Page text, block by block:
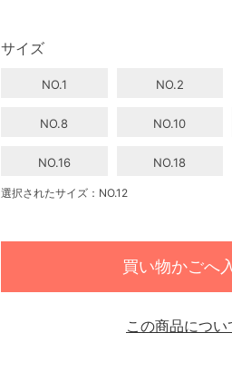
サイズ
NO.1 NO.2
NO.8 NO.10
NO.16 NO.18
選択されたサイズ：NO.12
買い物かごへ
この商品につ